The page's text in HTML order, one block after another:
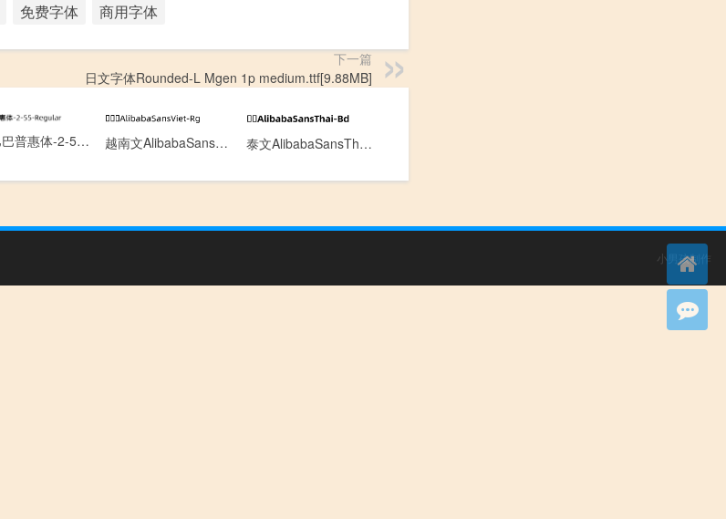
免费字体 商用字体
下一篇
日文字体Rounded-L Mgen 1p medium.ttf[9.88MB]
阿里巴巴普惠体-2-55-Regular.ttf[8.06MB] 越南文AlibabaSansViet-Rg.otf[0.13MB] 泰文AlibabaSansThai-Bd.otf[0.15MB]
小男孩制作